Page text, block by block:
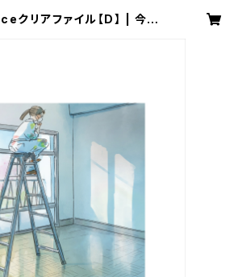
クリアファイル【D】 | 今日